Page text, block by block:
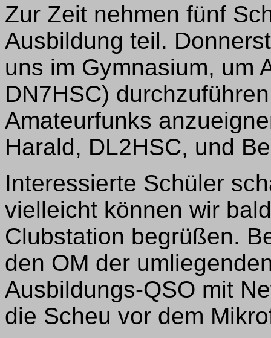
Zur Zeit nehmen fünf
Ausbildung teil.
uns im Gymnasium, um
DN7HSC)
Amateurfunks
Harald, DL2HSC, und
Interessierte Schüler
vielleicht können wir
Clubstation begrüßen.
den OM der
Ausbildungs-QSO mit
die Scheu vor dem